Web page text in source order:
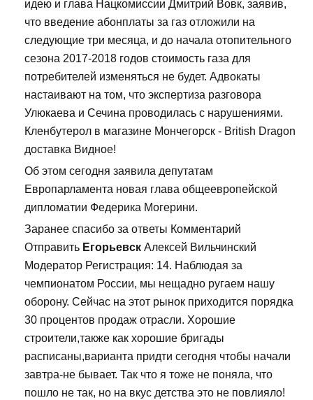
идею и глава Нацкомиссии Дмитрий Вовк, заявив,
что введение абонплаты за газ отложили на
следующие три месяца, и до начала отопительного
сезона 2017-2018 годов стоимость газа для
потребителей изменяться не будет. Адвокаты
настаивают на том, что экспертиза разговора
Улюкаева и Сечина проводилась с нарушениями.
Кленбутерол в магазине Мончегорск - British Dragon
доставка Видное!
Об этом сегодня заявила депутатам
Европарламента новая глава общеевропейской
дипломатии Федерика Могерини.
Заранее спасибо за ответы Комментарий
Отправить Егорьевск Алексей Вильчинский
Модератор Регистрация: 14. Наблюдая за
чемпионатом России, мы нещадно ругаем нашу
оборону. Сейчас на этот рынок приходится порядка
30 процентов продаж отрасли. Хорошие
строители,также как хорошие бригады
расписаны,варианта придти сегодня чтобы начали
завтра-не бывает. Так что я тоже не поняла, что
пошло не так, но на вкус детства это не повлияло!